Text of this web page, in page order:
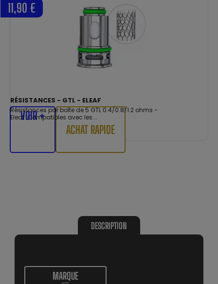
RÉSISTANCES - GTL - ELEAF
Résistances par boîte de 5 GTL 0.4/0.8/1.2 ohms -
Eleaf: Compatibles avec les...
11,90 €
VOIR +
ACHAT RAPIDE
DESCRIPTION
MARQUE